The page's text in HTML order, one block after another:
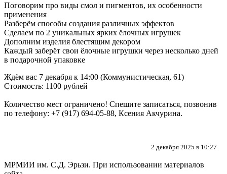
Поговорим про виды смол и пигментов, их особенности
применения
Разберём способы создания различных эффектов
Сделаем по 2 уникальных ярких ёлочных игрушек
Дополним изделия блестящим декором
Каждый заберёт свои ёлочные игрушки через несколько дней
в подарочной упаковке
Ждём вас 7 декабря к 14:00 (Коммунистическая, 61)
Стоимость: 1100 рублей
Количество мест ограничено! Спешите записаться, позвонив
по телефону: +7 (917) 694-05-88, Ксения Акчурина.
2 декабря 2025 в 10:27
МРМИИ им. С.Д. Эрьзи. При использовании материалов